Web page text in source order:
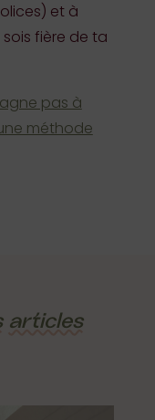
et à
fière de ta
pas à
méthode
articles